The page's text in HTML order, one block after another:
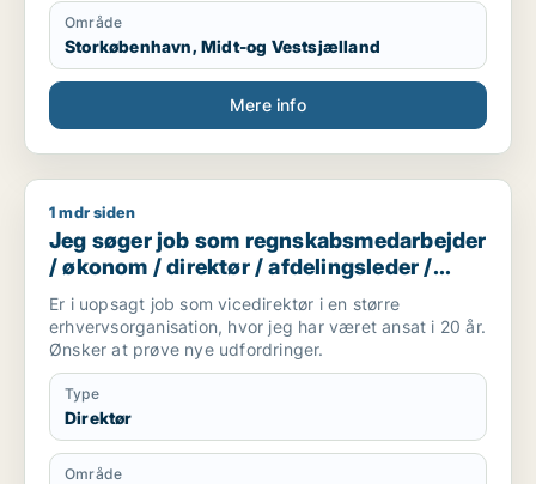
forbinde mennesker, strategi, processer og teknologi
og omsætte kompleksitet til enkle løsninger, der
skaber varige resultater. Jeg søger en strategisk
lederrolle, hvor jeg kan være med til at udvikle
fremtidens organisationer gennem stærk eksekvering,
innovation og ledelse med mennesket i centrum.
Område
Storkøbenhavn, Midt-og Vestsjælland
Mere info
Jeg søger job som regnskabsmedarbejder / økonom /
1 mdr siden
Jeg søger job som regnskabsmedarbejder
/ økonom / direktør / afdelingsleder /
økonomichef
Er i uopsagt job som vicedirektør i en større
erhvervsorganisation, hvor jeg har været ansat i 20 år.
Ønsker at prøve nye udfordringer.
Type
Direktør
Område